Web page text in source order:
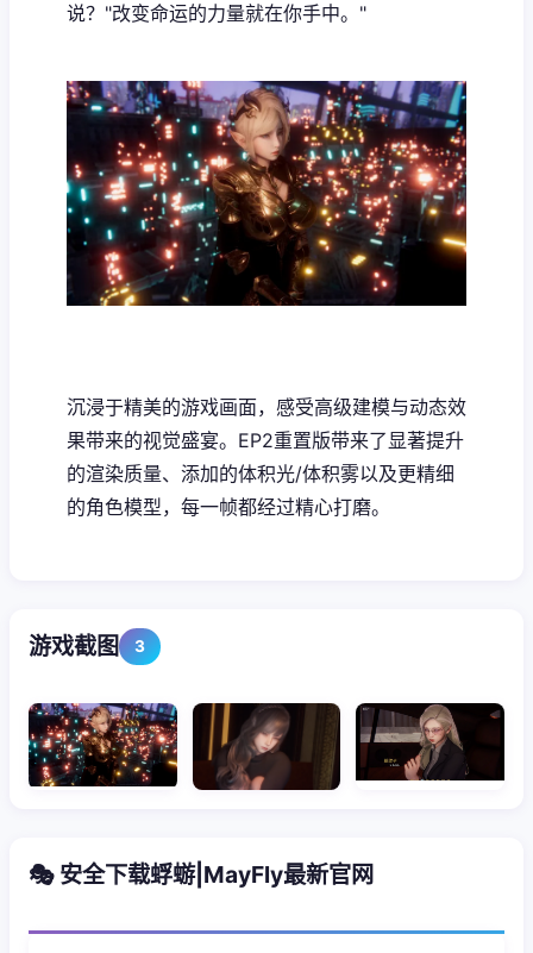
说？"改变命运的力量就在你手中。"
沉浸于精美的游戏画面，感受高级建模与动态效
果带来的视觉盛宴。EP2重置版带来了显著提升
的渲染质量、添加的体积光/体积雾以及更精细
的角色模型，每一帧都经过精心打磨。
游戏截图 3
🎭 安全下载蜉蝣|MayFly最新官网